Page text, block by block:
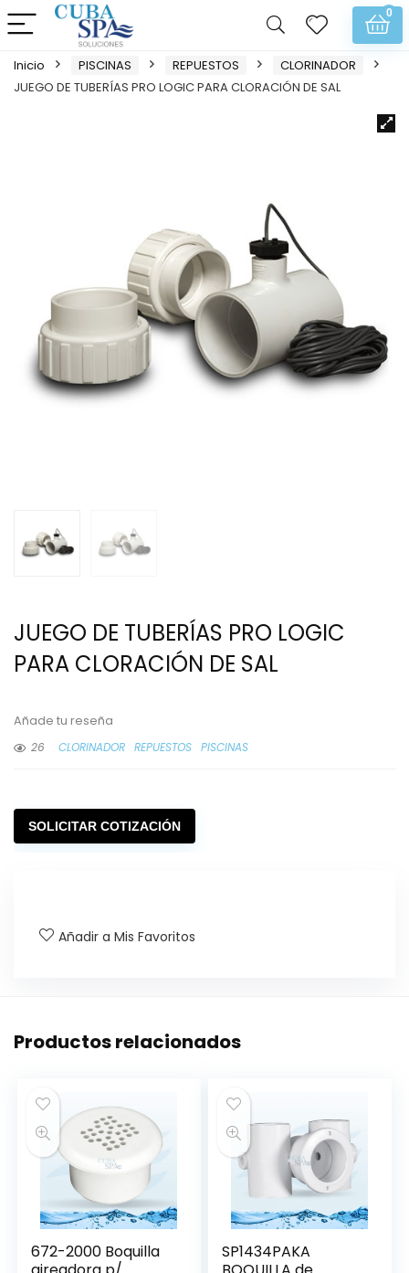
0
Inicio PISCINAS REPUESTOS
CLORINADOR
JUEGO DE TUBERÍAS PRO LOGIC PARA CLORACIÓN DE SAL
JUEGO DE TUBERÍAS PRO LOGIC
PARA CLORACIÓN DE SAL
Añade tu reseña
26
CLORINADOR REPUESTOS PISCINAS
SOLICITAR COTIZACIÓN
Añadir a Mis Favoritos
Productos relacionados
672-2000 Boquilla
SP1434PAKA